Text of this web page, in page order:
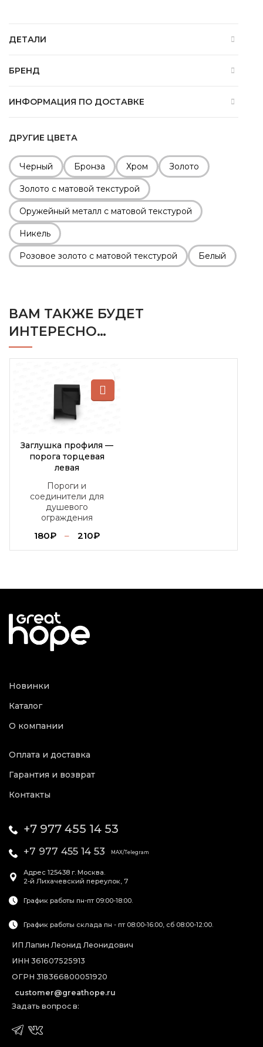
ДЕТАЛИ
БРЕНД
ИНФОРМАЦИЯ ПО ДОСТАВКЕ
ДРУГИЕ ЦВЕТА
Черный Бронза Хром Золото
Золото с матовой текстурой
Оружейный металл с матовой текстурой
Никель
Розовое золото с матовой текстурой Белый
ВАМ ТАКЖЕ БУДЕТ
ИНТЕРЕСНО…
Заглушка профиля —
порога торцевая
левая
Пороги и
соединители для
душевого
ограждения
180₽ – 210₽
Новинки
Каталог
О компании
Оплата и доставка
Гарантия и возврат
Контакты
+7 977 455 14 53
+7 977 455 14 53 MAX/Telegram
Адрес 125438 г. Москва.
2-й Лихачевский переулок, 7
График работы пн-пт 09:00-18:00.
График работы склада пн - пт 08:00-16:00, сб 08:00-12:00.
ИП Лапин Леонид Леонидович
ИНН 361607525913
ОГРН 318366800051920
customer@greathope.ru
Задать вопрос в: